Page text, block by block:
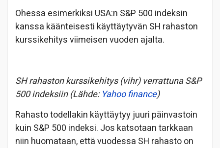
Ohessa esimerkiksi USA:n S&P 500 indeksin
kanssa käänteisesti käyttäytyvän SH rahaston
kurssikehitys viimeisen vuoden ajalta.
SH rahaston kurssikehitys (vihr) verrattuna S&P
500 indeksiin (Lähde:Yahoo finance)
Rahasto todellakin käyttäytyy juuri päinvastoin
kuin S&P 500 indeksi. Jos katsotaan tarkkaan
niin huomataan, että vuodessa SH rahasto on